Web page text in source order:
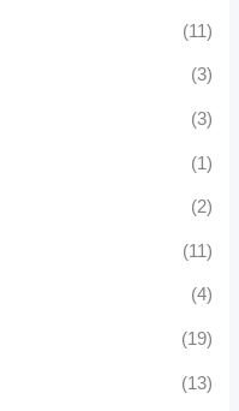
(11)
(3)
(3)
(1)
(2)
(11)
(4)
(19)
(13)